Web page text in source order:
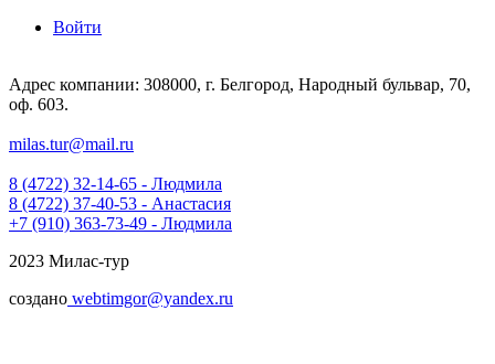
Войти
Адрес компании: 308000, г. Белгород, Народный бульвар, 70,
оф. 603.
milas.tur@mail.ru
8 (4722) 32-14-65 - Людмила
8 (4722) 37-40-53 - Анастасия
+7 (910) 363-73-49 - Людмила
2023 Милас-тур
создано webtimgor@yandex.ru